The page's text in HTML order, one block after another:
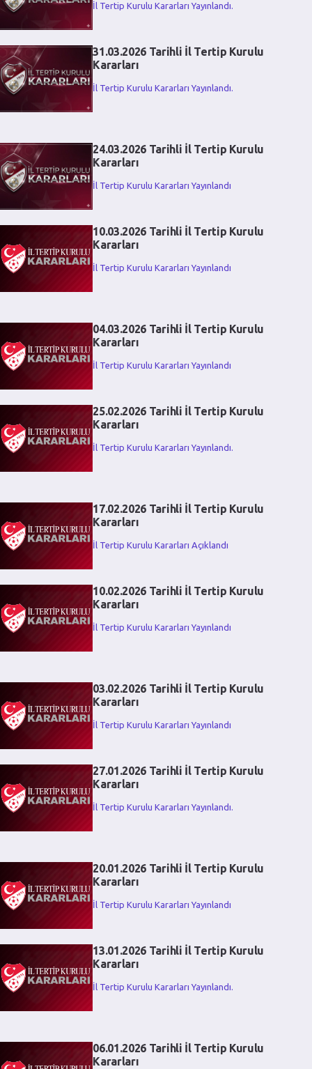
İl Tertip Kurulu Kararları Yayınlandı.
31.03.2026 Tarihli İl Tertip Kurulu
Kararları
İl Tertip Kurulu Kararları Yayınlandı.
24.03.2026 Tarihli İl Tertip Kurulu
Kararları
İl Tertip Kurulu Kararları Yayınlandı
10.03.2026 Tarihli İl Tertip Kurulu
Kararları
İl Tertip Kurulu Kararları Yayınlandı
04.03.2026 Tarihli İl Tertip Kurulu
Kararları
İl Tertip Kurulu Kararları Yayınlandı
25.02.2026 Tarihli İl Tertip Kurulu
Kararları
İl Tertip Kurulu Kararları Yayınlandı.
17.02.2026 Tarihli İl Tertip Kurulu
Kararları
İl Tertip Kurulu Kararları Açıklandı
10.02.2026 Tarihli İl Tertip Kurulu
Kararları
İl Tertip Kurulu Kararları Yayınlandı
03.02.2026 Tarihli İl Tertip Kurulu
Kararları
İl Tertip Kurulu Kararları Yayınlandı
27.01.2026 Tarihli İl Tertip Kurulu
Kararları
İl Tertip Kurulu Kararları Yayınlandı.
20.01.2026 Tarihli İl Tertip Kurulu
Kararları
İl Tertip Kurulu Kararları Yayınlandı
13.01.2026 Tarihli İl Tertip Kurulu
Kararları
İl Tertip Kurulu Kararları Yayınlandı.
06.01.2026 Tarihli İl Tertip Kurulu
Kararları